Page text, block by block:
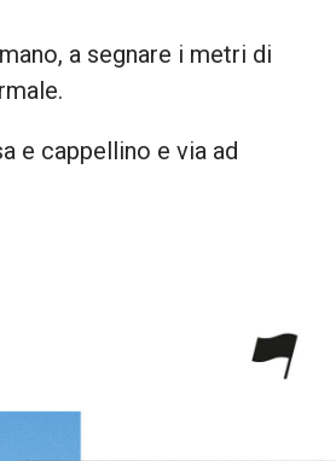
a segnare i metri di
e cappellino e via ad